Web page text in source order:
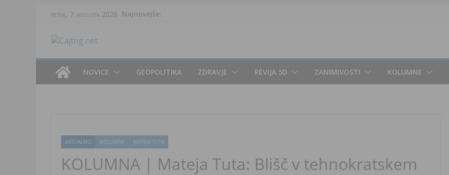
petek, 7. avgusta 2026 Najnovejše:
NOVICE GEOPOLITIKA ZDRAVJE REVIJA 5D ZANIMIVOSTI KOLUMNE
AKTUALNO KOLUMNE MATEJA TUTA
KOLUMNA | Mateja Tuta: Blišč v tehnokratskem